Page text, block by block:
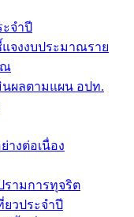
จำปี
จงงบประมาณราย
ณ
ผลตามแผน อปท.
างต่อเนื่อง
รามการทุจริต
ยวประจำปี